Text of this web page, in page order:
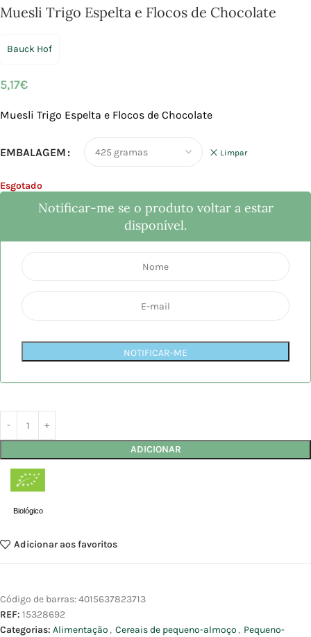
Muesli Trigo Espelta e Flocos de Chocolate
Bauck Hof
5,17€
Muesli Trigo Espelta e Flocos de Chocolate
EMBALAGEM Limpar
Esgotado
Notificar-me se o produto voltar a estar
disponível.
NOTIFICAR-ME
ADICIONAR
Biológico
Adicionar aos favoritos
Código de barras:4015637823713
REF: 15328692
Categorias: Alimentação , Cereais de pequeno-almoço , Pequeno-